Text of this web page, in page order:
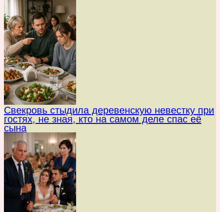
Свекровь стыдила деревенскую невестку при
гостях, не зная, кто на самом деле спас её
сына